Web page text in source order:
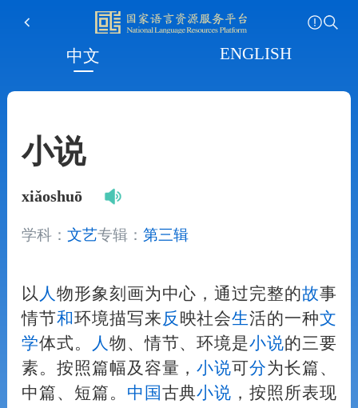
中文 ENGLISH
小说
xiǎoshuō
学科： 文艺专辑： 第三辑
以 人 物形象刻画为中心，通过完整的故事
情节和环境描写来反 映社会生活的一种文
学体式。 人 物、情节、环境是小说的三要
素。按照篇幅及容量，小说可分为长篇、
中篇、短篇。 中国 古典小说 ，按照所表现